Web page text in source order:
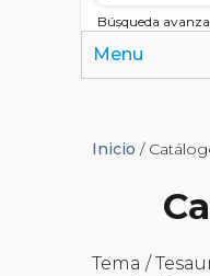
Búsqueda
Menu
Inicio /
Tema /